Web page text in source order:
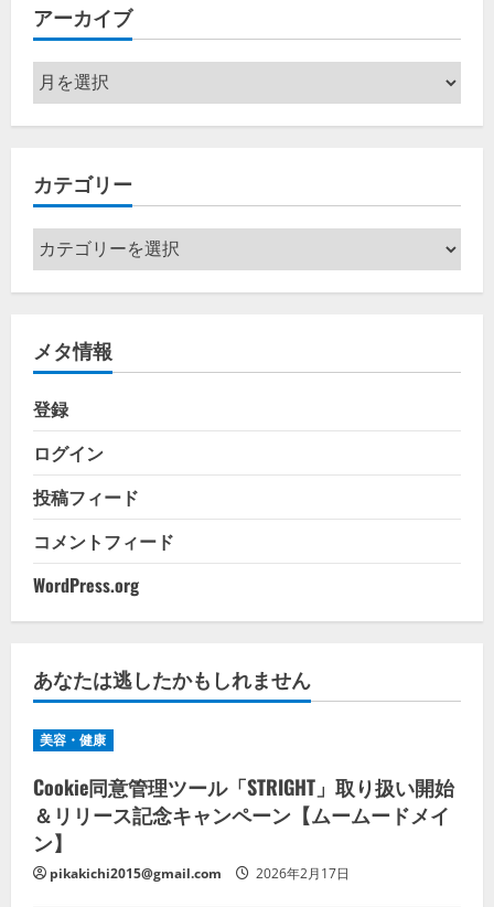
アーカイブ
ア
ー
カ
ブ
カテゴリー
カ
テ
ゴ
ー
メタ情報
登録
ログイン
投稿フィード
コメントフィード
WordPress.org
あなたは逃したかもしれません
美容・健康
Cookie同意管理ツール「STRIGHT」取り扱い開始
＆リリース記念キャンペーン【ムームードメイ
ン】
pikakichi2015@gmail.com 2026年2月17日